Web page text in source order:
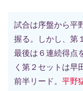
試合は序盤から平
握る。しかし、第
最後は６連続得点
く第２セットは早
前半リード。 平野